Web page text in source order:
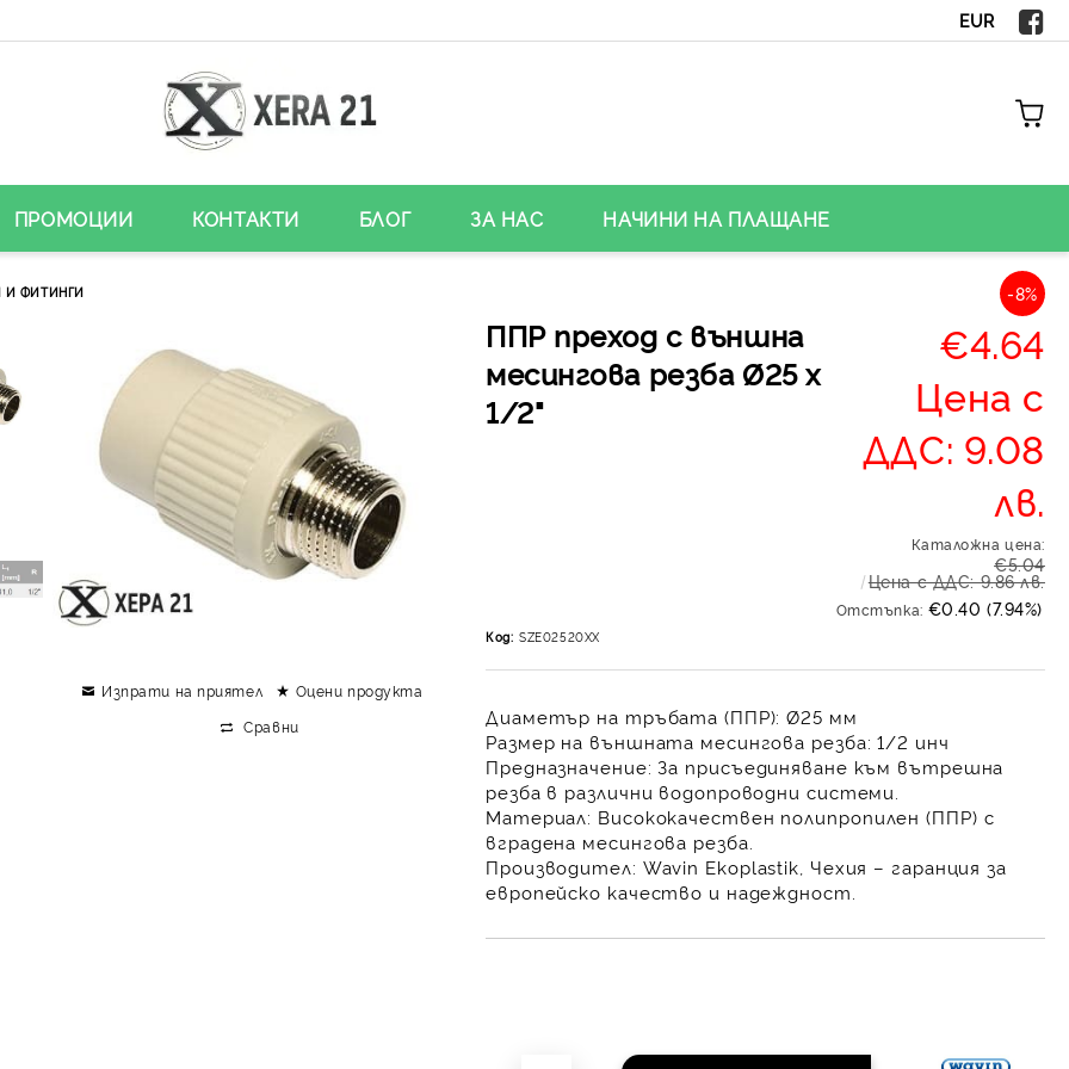
EUR
ПРОМОЦИИ КОНТАКТИ БЛОГ ЗА НАС НАЧИНИ НА ПЛАЩАНЕ
И ФИТИНГИ
ППР преход с външна
месингова резба Ø25 х
1/2"
-8%
€4.64
Цена с
ДДС: 9.08
лв.
Каталожна цена:
€5.04
Цена с ДДС: 9.86 лв.
Отстъпка: €0.40 (7.94%)
Код: SZE02520XX
Диаметър на тръбата (ППР): Ø25 мм
Размер на външната месингова резба: 1/2 инч
Предназначение: За присъединяване към вътрешна
резба в различни водопроводни системи.
Материал: Висококачествен полипропилен (ППР) с
вградена месингова резба.
Производител: Wavin Ekoplastik, Чехия – гаранция за
европейско качество и надеждност.
Изпрати на приятел
Оцени продукта
Сравни